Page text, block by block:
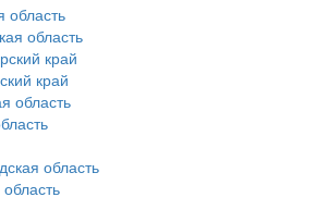
область
область
край
край
область
область